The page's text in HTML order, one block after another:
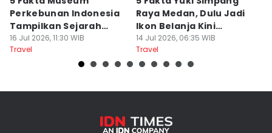
Perkebunan Indonesia
Tampilkan Sejarah
Tanah Deli
16 Jul 2026, 11:30 WIB
Travel
Raya Medan, Dulu Jadi
Ikon Belanja Kini
Ditinggalkan
14 Jul 2026, 06:35 WIB
Travel